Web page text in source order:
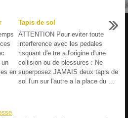
un
en
Tapis de sol
ATTENTION Pour eviter toute
interference avec les pedales
risquant d'e tre a l'origine d'une
collision ou de blessures : Ne
superposez JAMAIS deux tapis de
sol l'un sur l'autre a la place du ...